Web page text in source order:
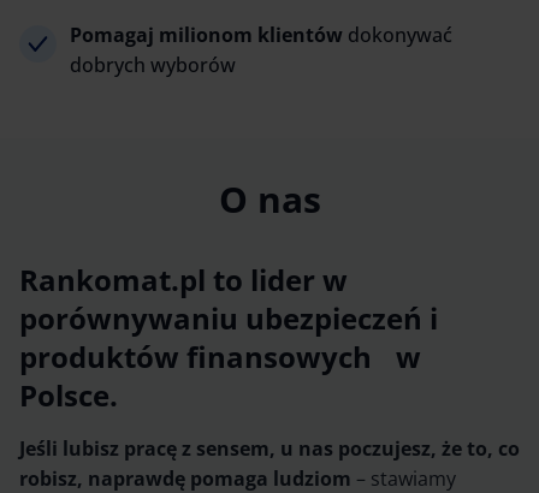
Pomagaj milionom klientów dokonywać
dobrych wyborów
O nas
Rankomat.pl to lider w
porównywaniu ubezpieczeń i
produktów finansowych w
Polsce.
Jeśli lubisz pracę z sensem, u nas poczujesz, że to, co
robisz, naprawdę pomaga ludziom – stawiamy